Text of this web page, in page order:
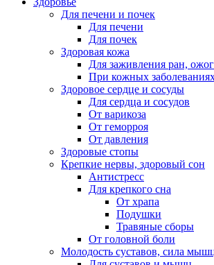
Для печени и почек
Для печени
Для почек
Здоровая кожа
Для заживления ран,
При кожных
Здоровое сердце и сосуды
Для сердца и сосудов
От варикоза
От геморроя
От давления
Здоровые стопы
Крепкие нервы, здоровый сон
Антистресс
Для крепкого сна
От храпа
Подушки
Травяные сборы
От головной боли
Молодость суставов, сила